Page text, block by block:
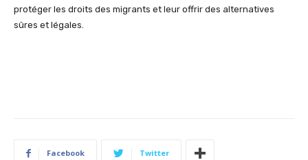
protéger les droits des migrants et leur offrir des alternatives
sûres et légales.
Facebook Twitter